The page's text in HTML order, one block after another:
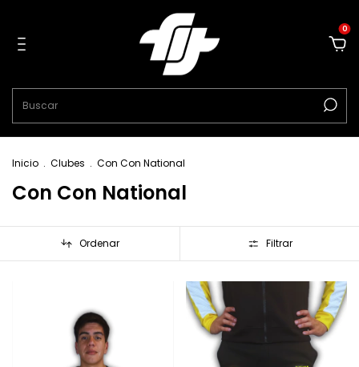
0
Inicio . Clubes . Con Con National
Con Con National
Ordenar Filtrar